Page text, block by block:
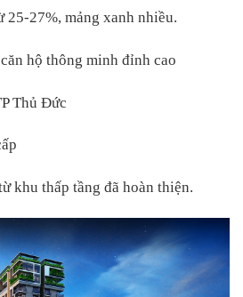
27%, mảng xanh nhiều.
hộ thông minh đỉnh cao
Thủ Đức
khu thấp tầng đã hoàn thiện.